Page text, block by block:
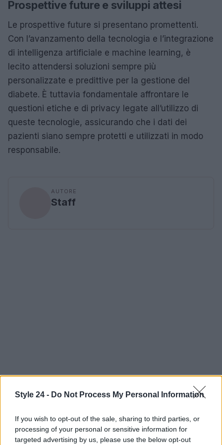
Style 24 - Do Not Process My Personal Information
If you wish to opt-out of the sale, sharing to third parties, or
processing of your personal or sensitive information for
targeted advertising by us, please use the below opt-out
Prospettive future e sviluppi attesi
Le prospettive future si presentano promettenti.
Con l’avanzamento della tecnologia e l’integrazione
di intelligenza artificiale e machine learning, è
lecito attendersi soluzioni sempre più
personalizzate e predittive per la gestione del
diabete. È tuttavia fondamentale affrontare le
questioni etiche e di privacy legate all’utilizzo di
queste tecnologie, assicurando che i dati dei
pazienti siano sempre protetti e utilizzati in modo
responsabile.
AUTORE
Staff